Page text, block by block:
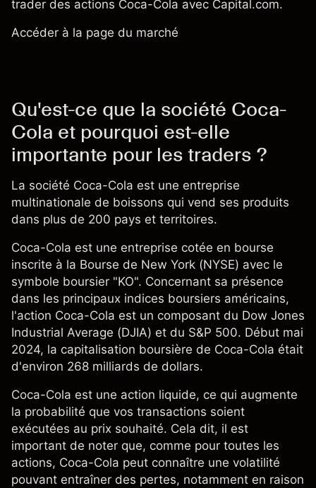
trader des actions Coca-Cola avec Capital.com.
Accéder à la page du marché
Qu'est-ce que la société Coca-
Cola et pourquoi est-elle
importante pour les traders ?
La société Coca-Cola est une entreprise
multinationale de boissons qui vend ses produits
dans plus de 200 pays et territoires.
Coca-Cola est une entreprise cotée en bourse
inscrite à la Bourse de New York (NYSE) avec le
symbole boursier "KO". Concernant sa présence
dans les principaux indices boursiers américains,
l'action Coca-Cola est un composant du Dow Jones
Industrial Average (DJIA) et du S&P 500. Début mai
2024, la capitalisation boursière de Coca-Cola était
d'environ 268 milliards de dollars.
Coca-Cola est une action liquide, ce qui augmente
la probabilité que vos transactions soient
exécutées au prix souhaité. Cela dit, il est
important de noter que, comme pour toutes les
actions, Coca-Cola peut connaître une volatilité
pouvant entraîner des pertes, notamment en raison